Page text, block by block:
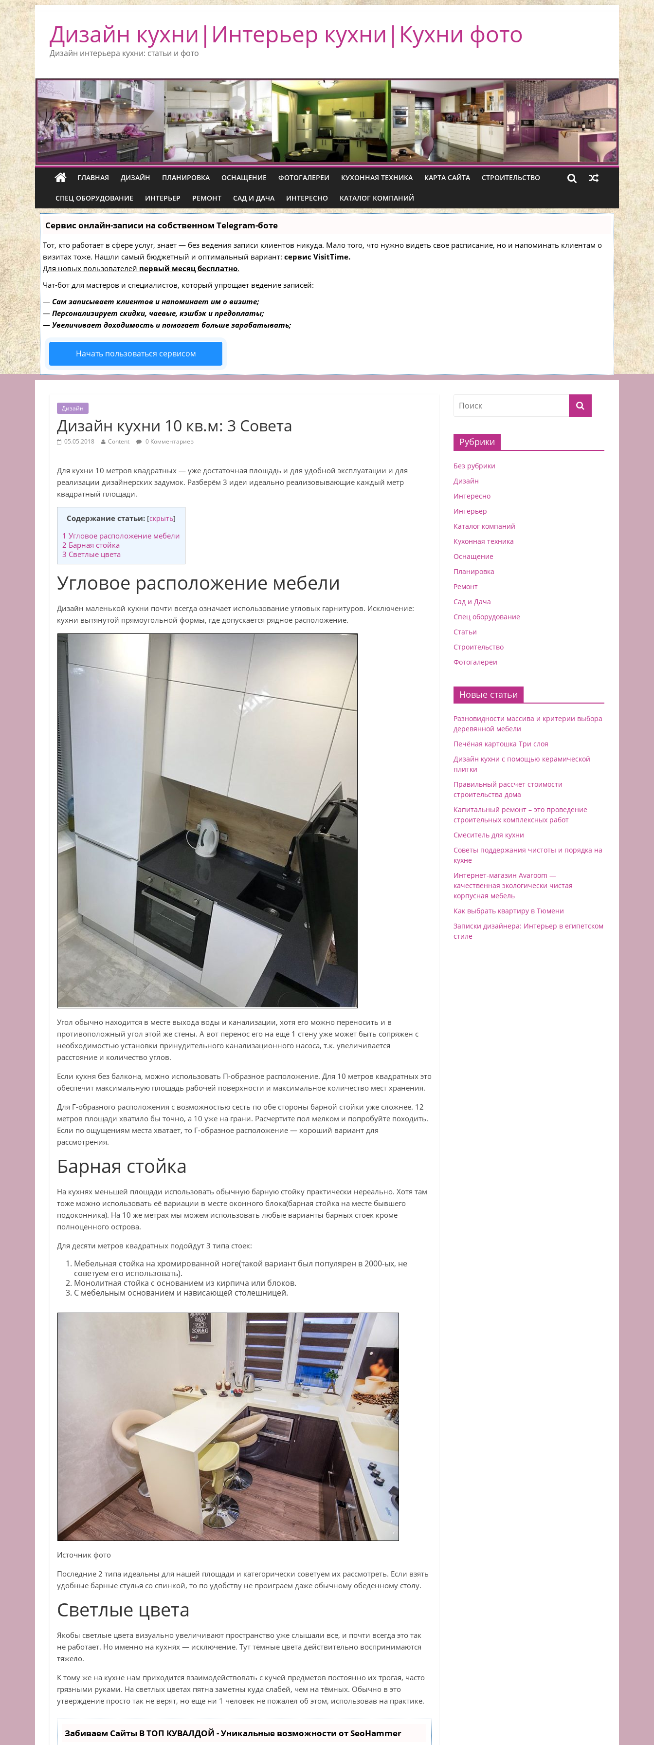
Дизайн кухни|Интерьер кухни|Кухни фото
Дизайн интерьера кухни: статьи и фото
ГЛАВНАЯ ДИЗАЙН ПЛАНИРОВКА ОСНАЩЕНИЕ ФОТОГАЛЕРЕИ КУХОННАЯ ТЕХНИКА КАРТА САЙТА СТРОИТЕЛЬСТВО
СПЕЦ ОБОРУДОВАНИЕ ИНТЕРЬЕР РЕМОНТ САД И ДАЧА ИНТЕРЕСНО КАТАЛОГ КОМПАНИЙ
Сервис онлайн-записи на собственном Telegram-боте
Тот, кто работает в сфере услуг, знает — без ведения записи клиентов никуда. Мало того, что нужно видеть свое расписание, но и напоминать клиентам о
визитах тоже. Нашли самый бюджетный и оптимальный вариант: сервис VisitTime.
Для новых пользователей первый месяц бесплатно.
Чат-бот для мастеров и специалистов, который упрощает ведение записей:
— Сам записывает клиентов и напоминает им о визите;
— Персонализирует скидки, чаевые, кэшбэк и предоплаты;
— Увеличивает доходимость и помогает больше зарабатывать;
Начать пользоваться сервисом
Дизайн
Дизайн кухни 10 кв.м: 3 Совета
05.05.2018 Content 0 Комментариев
Для кухни 10 метров квадратных — уже достаточная площадь и для удобной эксплуатации и для
реализации дизайнерских задумок. Разберём 3 идеи идеально реализовывающие каждый метр
квадратный площади.
Содержание статьи: [скрыть]
1 Угловое расположение мебели
2 Барная стойка
3 Светлые цвета
Угловое расположение мебели
Дизайн маленькой кухни почти всегда означает использование угловых гарнитуров. Исключение:
кухни вытянутой прямоугольной формы, где допускается рядное расположение.
Угол обычно находится в месте выхода воды и канализации, хотя его можно переносить и в
противоположный угол этой же стены. А вот перенос его на ещё 1 стену уже может быть сопряжен с
необходимостью установки принудительного канализационного насоса, т.к. увеличивается
расстояние и количество углов.
Если кухня без балкона, можно использовать П-образное расположение. Для 10 метров квадратных это
обеспечит максимальную площадь рабочей поверхности и максимальное количество мест хранения.
Для Г-образного расположения с возможностью сесть по обе стороны барной стойки уже сложнее. 12
метров площади хватило бы точно, а 10 уже на грани. Расчертите пол мелком и попробуйте походить.
Если по ощущениям места хватает, то Г-образное расположение — хороший вариант для
рассмотрения.
Барная стойка
На кухнях меньшей площади использовать обычную барную стойку практически нереально. Хотя там
тоже можно использовать её вариации в месте оконного блока(барная стойка на месте бывшего
подоконника). На 10 же метрах мы можем использовать любые варианты барных стоек кроме
полноценного острова.
Для десяти метров квадратных подойдут 3 типа стоек:
Мебельная стойка на хромированной ноге(такой вариант был популярен в 2000-ых, не
советуем его использовать).
Монолитная стойка с основанием из кирпича или блоков.
С мебельным основанием и нависающей столешницей.
Источник фото
Последние 2 типа идеальны для нашей площади и категорически советуем их рассмотреть. Если взять
удобные барные стулья со спинкой, то по удобству не проиграем даже обычному обеденному столу.
Светлые цвета
Якобы светлые цвета визуально увеличивают пространство уже слышали все, и почти всегда это так
не работает. Но именно на кухнях — исключение. Тут тёмные цвета действительно воспринимаются
тяжело.
К тому же на кухне нам приходится взаимодействовать с кучей предметов постоянно их трогая, часто
грязными руками. На светлых цветах пятна заметны куда слабей, чем на тёмных. Обычно в это
утверждение просто так не верят, но ещё ни 1 человек не пожалел об этом, использовав на практике.
Забиваем Сайты В ТОП КУВАЛДОЙ - Уникальные возможности от SeoHammer
Рубрики
Без рубрики
Дизайн
Интересно
Интерьер
Каталог компаний
Кухонная техника
Оснащение
Планировка
Ремонт
Сад и Дача
Спец оборудование
Статьи
Строительство
Фотогалереи
Новые статьи
Разновидности массива и критерии выбора
деревянной мебели
Печёная картошка Три слоя
Дизайн кухни с помощью керамической
плитки
Правильный рассчет стоимости
строительства дома
Капитальный ремонт – это проведение
строительных комплексных работ
Смеситель для кухни
Советы поддержания чистоты и порядка на
кухне
Интернет-магазин Avaroom —
качественная экологически чистая
корпусная мебель
Как выбрать квартиру в Тюмени
Записки дизайнера: Интерьер в египетском
стиле